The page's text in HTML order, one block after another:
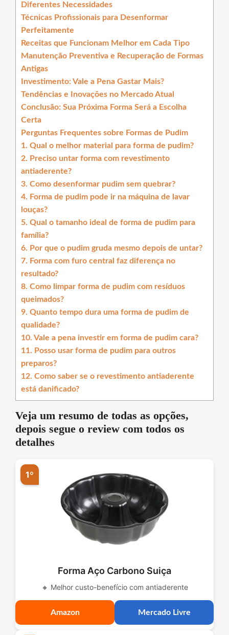
Diferentes Necessidades
Técnicas Profissionais para Desenformar
Perfeitamente
Receitas que Funcionam Melhor em Cada Tipo
Manutenção Preventiva e Recuperação de Formas
Antigas
Investimento: Vale a Pena Gastar Mais?
Tendências e Inovações no Mercado Atual
Conclusão: Sua Próxima Forma Será a Escolha
Certa
Perguntas Frequentes sobre Formas de Pudim
1. Qual o melhor material para forma de pudim?
2. Preciso untar forma com revestimento
antiaderente?
3. Como desenformar pudim sem quebrar?
4. Forma de pudim pode ir na máquina de lavar
louças?
5. Qual o tamanho ideal de forma de pudim para
família?
6. Por que o pudim gruda mesmo depois de untar?
7. Forma com furo central faz diferença no
resultado?
8. Como limpar forma de pudim com resíduos
queimados?
9. Quanto tempo dura uma forma de pudim de
qualidade?
10. Vale a pena investir em forma de pudim cara?
11. Posso usar forma de pudim para outros
preparos?
12. Como saber se o revestimento antiaderente
está danificado?
Veja um resumo de todas as opções,
depois segue o review com todos os
detalhes
1º
Forma Aço Carbono Suiça
🔸 Melhor custo-benefício com antiaderente
Amazon Mercado Livre